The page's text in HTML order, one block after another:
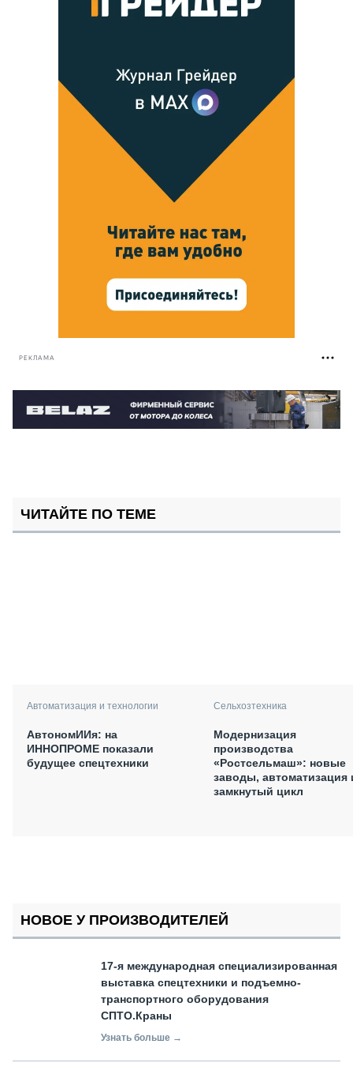
РЕКЛАМА
ЧИТАЙТЕ ПО ТЕМЕ
Автоматизация и технологии
АвтономИИя: на
ИННОПРОМЕ показали
будущее спецтехники
Сельхозтехника
Модернизация
производства
«Ростсельмаш»: новые
заводы, автоматизация
замкнутый цикл
НОВОЕ У ПРОИЗВОДИТЕЛЕЙ
17-я международная специализированная
выставка спецтехники и подъемно-
транспортного оборудования
СПТО.Краны
Узнать больше →